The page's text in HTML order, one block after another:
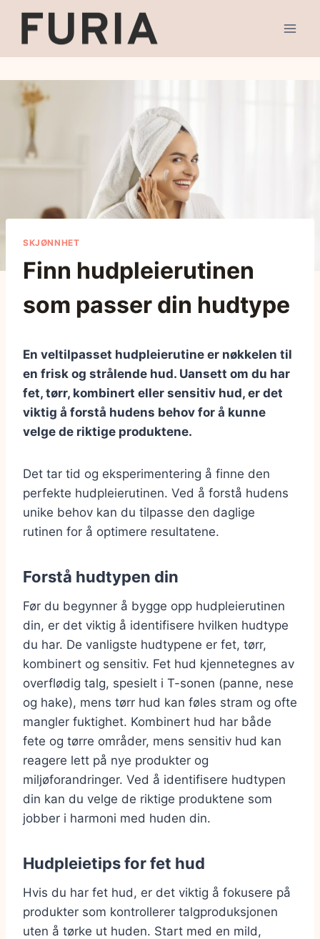
SKJØNNHET
Finn hudpleierutinen
som passer din hudtype
En veltilpasset hudpleierutine er nøkkelen til
en frisk og strålende hud. Uansett om du har
fet, tørr, kombinert eller sensitiv hud, er det
viktig å forstå hudens behov for å kunne
velge de riktige produktene.
Det tar tid og eksperimentering å finne den
perfekte hudpleierutinen. Ved å forstå hudens
unike behov kan du tilpasse den daglige
rutinen for å optimere resultatene.
Forstå hudtypen din
Før du begynner å bygge opp hudpleierutinen
din, er det viktig å identifisere hvilken hudtype
du har. De vanligste hudtypene er fet, tørr,
kombinert og sensitiv. Fet hud kjennetegnes av
overflødig talg, spesielt i T-sonen (panne, nese
og hake), mens tørr hud kan føles stram og ofte
mangler fuktighet. Kombinert hud har både
fete og tørre områder, mens sensitiv hud kan
reagere lett på nye produkter og
miljøforandringer. Ved å identifisere hudtypen
din kan du velge de riktige produktene som
jobber i harmoni med huden din.
Hudpleietips for fet hud
Hvis du har fet hud, er det viktig å fokusere på
produkter som kontrollerer talgproduksjonen
uten å tørke ut huden. Start med en mild,